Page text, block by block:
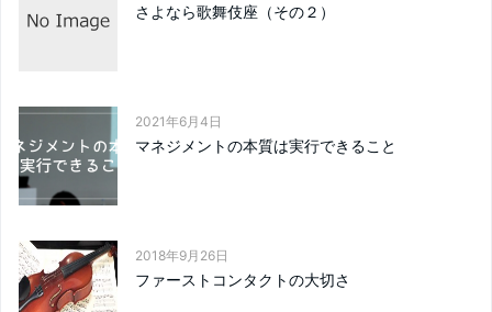
さよなら歌舞伎座（その２）
2021年6月4日
マネジメントの本質は実行できること
2018年9月26日
ファーストコンタクトの大切さ